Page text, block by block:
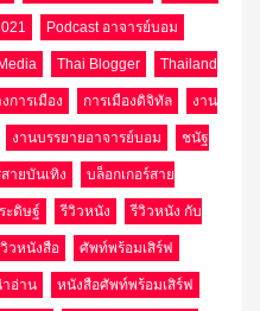
Podcast อาจารย์บอม
Thai Blogger Thailand
การเมือง การเมืองดิจิทัล งาน
งานบรรยายอาจารย์บอม ชนัฐ
ายบันเทิง บล็อกเกอร์สาย
ดิษฐ์ รีวิวหนัง รีวิวหนัง กับ
วหนังสือ ศัพท์พร้อมเสิร์ฟ
อ่าน หนังสือศัพท์พร้อมเสิร์ฟ